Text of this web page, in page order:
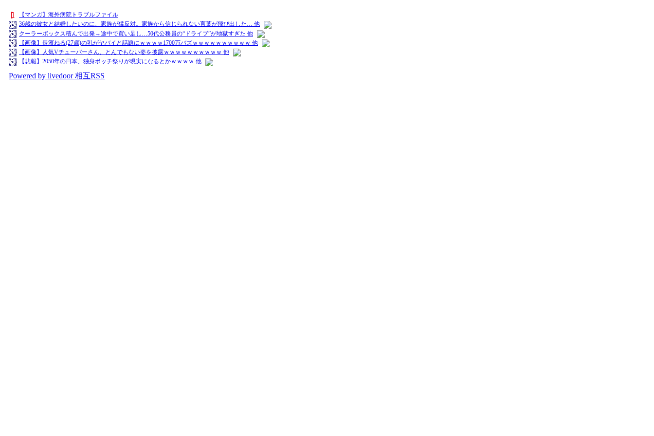
【マンガ】海外病院トラブルファイル
36歳の彼女と結婚したいのに、家族が猛反対。家族から信じられない言葉が飛び出した… 他
クーラーボックス積んで出発→途中で買い足し…50代公務員の“ドライブ”が地獄すぎた 他
【画像】長濱ねる(27歳)の乳がヤバイと話題にｗｗｗｗ1700万バズｗｗｗｗｗｗｗｗｗｗ 他
【画像】人気Vチューバーさん、とんでもない姿を披露ｗｗｗｗｗｗｗｗｗｗ 他
【悲報】2050年の日本、独身ボッチ祭りが現実になるとかｗｗｗｗ 他
Powered by livedoor 相互RSS